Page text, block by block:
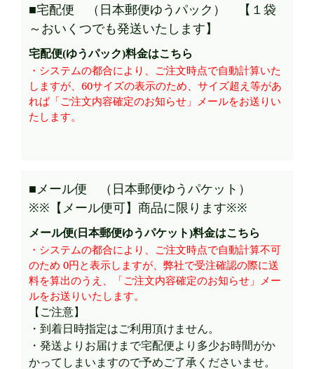
■宅配便 （日本郵便ゆうパック） 【１袋
～おいくつでも発送いたします】
宅配便(ゆうパック)料金はこちら
・システムの都合により、ご注文時点で自動計算いた
しますが、60サイズの表示のため、サイズ超え等があ
れば「ご注文内容確定のお知らせ」メールをお送りい
たします。
■メール便 （日本郵便ゆうパケット）
※※【メール便可】商品に限ります※※
メール便(日本郵便ゆうパケット)料金はこちら
・システムの都合により、ご注文時点で自動計算不可
のため 0円と表示しますが、弊社で受注確認の際に送
料を算出のうえ、「ご注文内容確定のお知らせ」メー
ルをお送りいたします。
【ご注意】
・到着日時指定はご利用頂けません。
・発送よりお届けまで宅配便より多少お時間がか
かってしまいますので予めご了承くださいませ。